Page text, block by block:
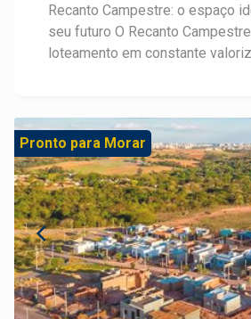
Recanto Campestre: o espaço
seu futuro O Recanto Campestre é um
loteamento em constante
Villa Romana. Um endereço que
praticidade e potencial de crescimento.
lotes disponíveis, o
metragens a partir de 200,60
chegando a até 315 m², ideais
construir com conforto, espaço
projeto. Além disso, o valor competitivo de R$
750,00 por m² torna o Recanto
excelente oportunidade tanto
quanto para investimento. Se você procura um
Pronto para Morar